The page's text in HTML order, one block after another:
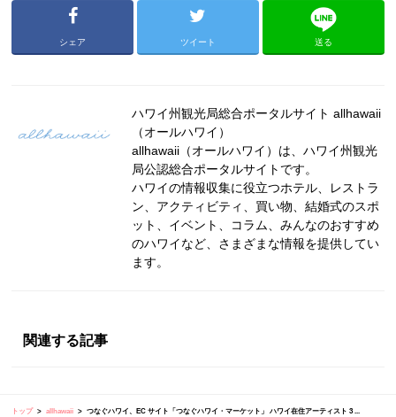
シェア ツイート 送る
ハワイ州観光局総合ポータルサイト allhawaii
（オールハワイ）
allhawaii（オールハワイ）は、ハワイ州観光
局公認総合ポータルサイトです。
ハワイの情報収集に役立つホテル、レストラ
ン、アクティビティ、買い物、結婚式のスポ
ット、イベント、コラム、みんなのおすすめ
のハワイなど、さまざまな情報を提供してい
ます。
関連する記事
トップ allhawaii つなぐハワイ、EC サイト「つなぐハワイ・マーケット」 ハワイ在住アーティスト 3 ...